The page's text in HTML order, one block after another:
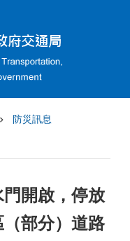
防災訊息
開啟，停放
部分）道路